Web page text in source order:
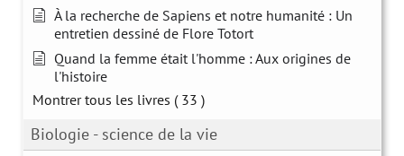
À la recherche de Sapiens et notre humanité : Un
entretien dessiné de Flore Totort
Quand la femme était l'homme : Aux origines de
l'histoire
Montrer tous les livres ( 33 )
Biologie - science de la vie